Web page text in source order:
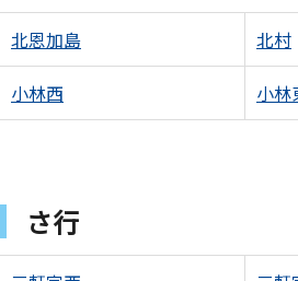
北恩加島 北村
小林西 小林
さ行